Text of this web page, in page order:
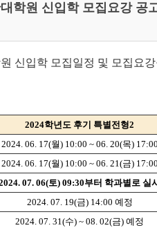
학원 신입학 모집요강 공
신입학 모집일정 및 모집요강
2024학년도 후기 특별전형2
2024. 06. 17(월) 10:00 ~ 06. 20(목) 17:00
2024. 06. 17(월) 10:00 ~ 06. 21(금) 17:00
07. 06(토) 09:30부터 학과별로 실시
2024. 07. 19(금) 14:00 예정
2024. 07. 31(수) ~ 08. 02(금) 예정